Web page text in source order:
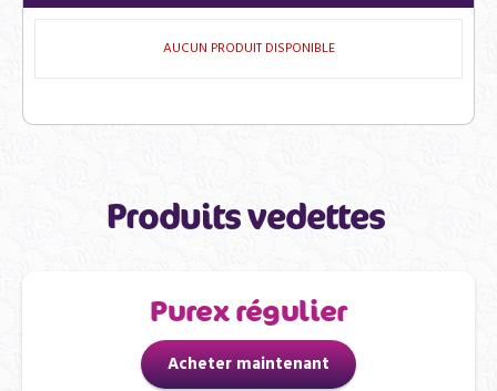
AUCUN PRODUIT DISPONIBLE
Produits vedettes
Acheter maintenant
Purex régulier